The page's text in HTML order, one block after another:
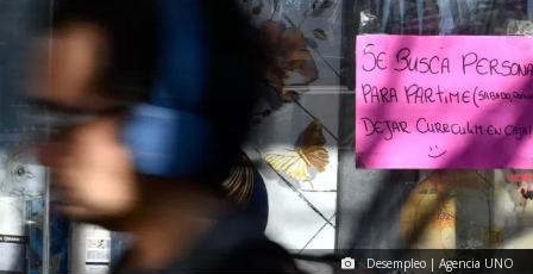
Desempleo | Agencia UNO